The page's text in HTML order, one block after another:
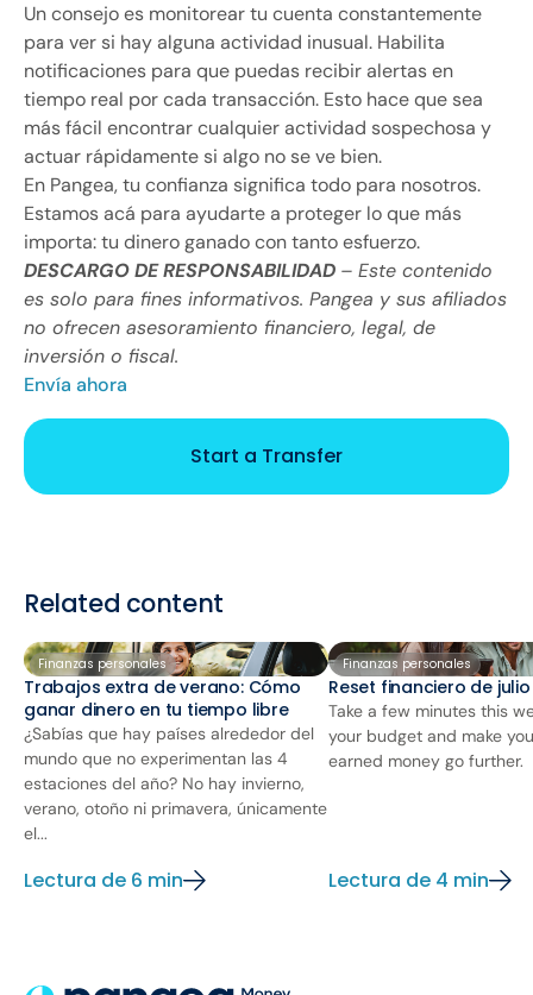
Un consejo es monitorear tu cuenta constantemente
para ver si hay alguna actividad inusual. Habilita
notificaciones para que puedas recibir alertas en
tiempo real por cada transacción. Esto hace que sea
más fácil encontrar cualquier actividad sospechosa y
actuar rápidamente si algo no se ve bien.
En Pangea, tu confianza significa todo para nosotros.
Estamos acá para ayudarte a proteger lo que más
importa: tu dinero ganado con tanto esfuerzo.
DESCARGO DE RESPONSABILIDAD – Este contenido
es solo para fines informativos. Pangea y sus afiliados
no ofrecen asesoramiento financiero, legal, de
inversión o fiscal.
Envía ahora
Start a Transfer
Related content
Finanzas personales
Trabajos extra de verano: Cómo
ganar dinero en tu tiempo libre
¿Sabías que hay países alrededor del
mundo que no experimentan las 4
estaciones del año? No hay invierno,
verano, otoño ni primavera, únicamente
el...
Lectura de 6 min
Finanzas personales
Reset financiero de
Take a few minutes this
your budget and make
earned money go further.
Lectura de 4 min